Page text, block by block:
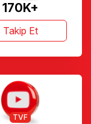
170K+
Takip Et
TVF